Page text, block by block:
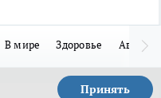
В мире Здоровье Авто
Принять